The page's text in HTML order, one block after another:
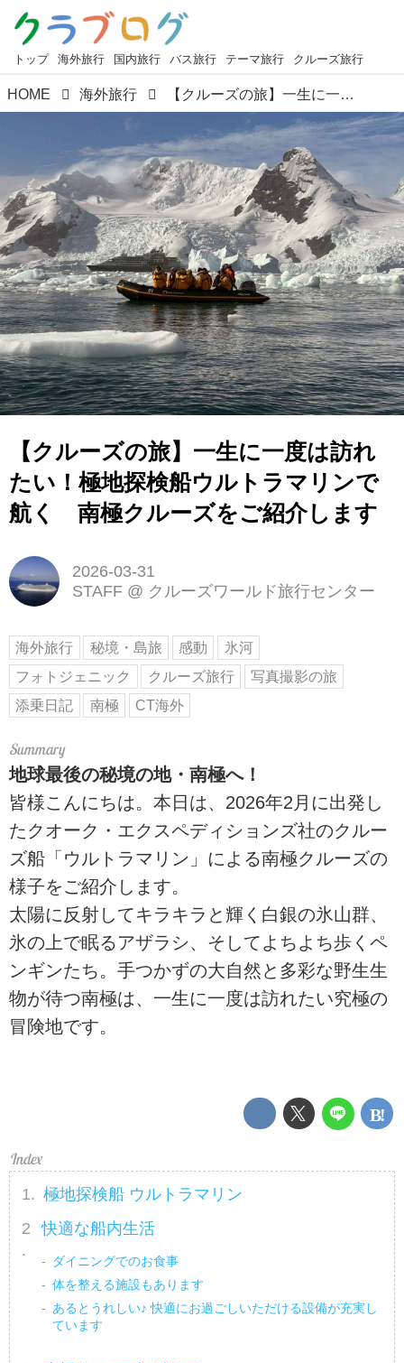
トップ 海外旅行 国内旅行 バス旅行 テーマ旅行 クルーズ旅行
HOME 海外旅行 【クルーズの旅】一生に一度は訪れたい！極地探検船ウルトラマリンで航く 南極クルーズをご紹介します
【クルーズの旅】一生に一度は訪れ
たい！極地探検船ウルトラマリンで
航く 南極クルーズをご紹介します
2026-03-31
STAFF @ クルーズワールド旅行センター
海外旅行 秘境・島旅 感動
氷河
フォトジェニック
クルーズ旅行
写真撮影の旅
添乗日記
南極 CT海外
地球最後の秘境の地・南極へ！
皆様こんにちは。本日は、2026年2月に出発し
たクオーク・エクスペディションズ社のクルー
ズ船「ウルトラマリン」による南極クルーズの
様子をご紹介します。
太陽に反射してキラキラと輝く白銀の氷山群、
氷の上で眠るアザラシ、そしてよちよち歩くペ
ンギンたち。手つかずの大自然と多彩な野生生
物が待つ南極は、一生に一度は訪れたい究極の
冒険地です。
極地探検船 ウルトラマリン
快適な船内生活
ダイニングでのお食事
体を整える施設もあります
あるとうれしい♪ 快適にお過ごしいただける設備が充実し
ています